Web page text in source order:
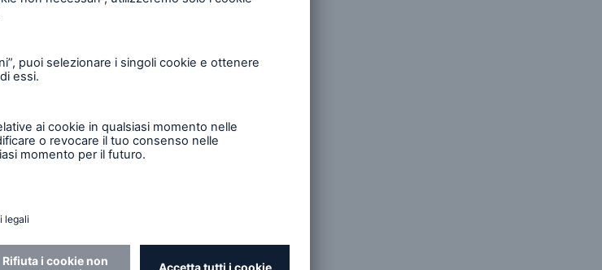
afin d’améliorer la qualité de notre
exemple votre choix de sujets ou
de communication, par exemple
s’effectue sur une base volontaire
sujets d’actualité de Munich Re
abonner à une newsletter proposée sur
ainsi que d’autres informations. Cela
e-mail fournie et acceptez de
envoyer les informations demandées.
vous permet de ne plus recevoir la